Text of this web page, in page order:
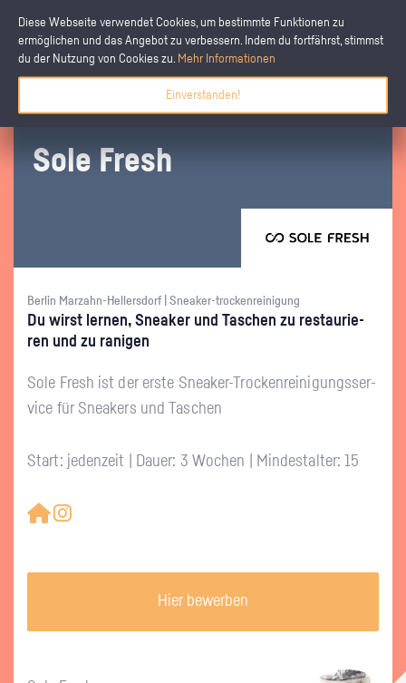
Diese Webseite verwendet Cookies, um bestimmte Funktionen zu
ermöglichen und das Angebot zu verbessern. Indem du fortfährst, stimmst
du der Nutzung von Cookies zu. Mehr Informationen
Einverstanden!
Sole Fresh
Berlin Marzahn-Hellersdorf | Sneaker-trockenreinigung
Du wirst ler­nen, Snea­ker und Ta­schen zu re­stau­rie­
ren und zu ra­ni­gen
Sole Fresh ist der erste Snea­ker-Tro­cken­rei­ni­gungs­ser­
vice für Snea­kers und Ta­schen
Start: jedenzeit | Dauer: 3 Wochen | Mindestalter: 15
Hier bewerben